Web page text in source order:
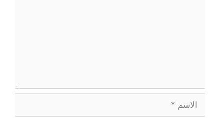
الاسم